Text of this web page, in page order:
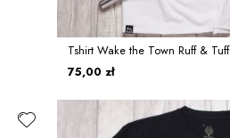
Tshirt Wake the Town Ruff & Tuff
75,00 zł